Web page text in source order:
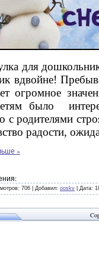
для
вдвойне!
огромное
было
с родителями
радости,
»
706 | Добавил: ooskv Дата: